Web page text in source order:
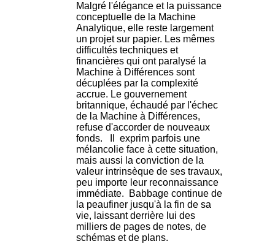
Malgré l'élégance et la puissance
conceptuelle de la Machine
Analytique, elle reste largement
un projet sur papier. Les mêmes
difficultés techniques et
financières qui ont paralysé la
Machine à Différences sont
décuplées par la complexité
accrue. Le gouvernement
britannique, échaudé par l'échec
de la Machine à Différences,
refuse d'accorder de nouveaux
fonds. Il exprim parfois une
mélancolie face à cette situation,
mais aussi la conviction de la
valeur intrinsèque de ses travaux,
peu importe leur reconnaissance
immédiate. Babbage continue de
la peaufiner jusqu'à la fin de sa
vie, laissant derrière lui des
milliers de pages de notes, de
schémas et de plans.